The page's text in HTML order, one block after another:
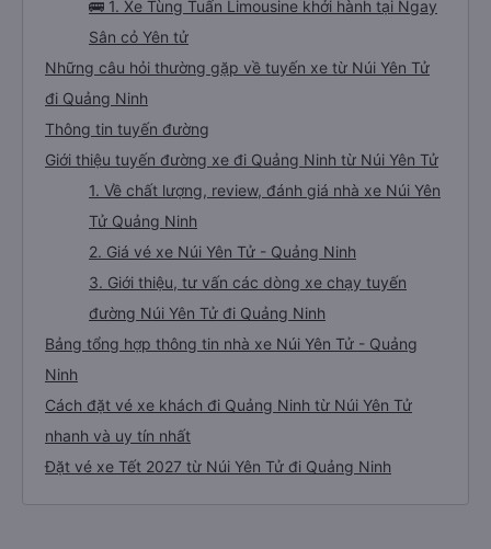
🚌 1. Xe Tùng Tuấn Limousine khởi hành tại Ngay
Sân cỏ Yên tử
Những câu hỏi thường gặp về tuyến xe từ Núi Yên Tử
đi Quảng Ninh
Thông tin tuyến đường
Giới thiệu tuyến đường xe đi Quảng Ninh từ Núi Yên Tử
1. Về chất lượng, review, đánh giá nhà xe Núi Yên
Tử Quảng Ninh
2. Giá vé xe Núi Yên Tử - Quảng Ninh
3. Giới thiệu, tư vấn các dòng xe chạy tuyến
đường Núi Yên Tử đi Quảng Ninh
Bảng tổng hợp thông tin nhà xe Núi Yên Tử - Quảng
Ninh
Cách đặt vé xe khách đi Quảng Ninh từ Núi Yên Tử
nhanh và uy tín nhất
Đặt vé xe Tết 2027 từ Núi Yên Tử đi Quảng Ninh